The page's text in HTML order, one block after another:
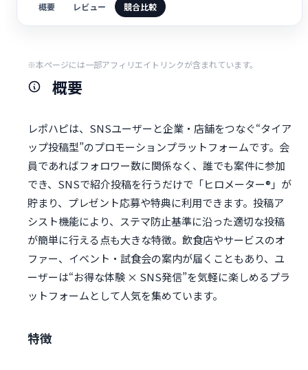
概要 レビュー 競合比較
※本ページには一部アフィリエイトリンクが含まれています。
概要
レポハピは、SNSユーザーと企業・店舗をつなぐ“タイア
ップ投稿型”のプロモーションプラットフォームです。会
員であればフォロワー数に関係なく、誰でも案件に参加
でき、SNSで紹介投稿を行うだけで「ヒロメーター®」が
貯まり、プレゼント応募や特典に利用できます。投稿ア
シスト機能により、ステマ防止基準に沿った適切な投稿
が簡単に行える点も大きな特徴。飲食店やサービスのオ
ファー、イベント・試食会の案内が届くこともあり、ユ
ーザーは“お得な体験 × SNS発信”を気軽に楽しめるプラ
ットフォームとして人気を集めています。
特徴